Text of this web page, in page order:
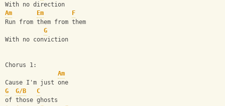
With no direction
Am
Em
F
Run from them from them
G
With no conviction
Chorus 1:
Am
Cause I'm just one
G
G/B
C
of those ghosts